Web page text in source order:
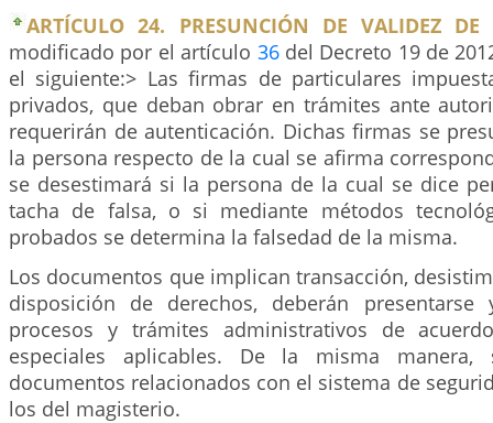
ARTÍCULO 24. PRESUNCIÓN DE VALIDEZ DE
modificado por el artículo 36del Decreto 19 de
el siguiente:> Las firmas de particulares
privados, que deban obrar en trámites ante
requerirán de autenticación. Dichas firmas se
la persona respecto de la cual se afirma
se desestimará si la persona de la cual se dice
tacha de falsa, o si mediante métodos
probados se determina la falsedad de la misma.
Los documentos que implican transacción,
disposición de derechos, deberán
procesos y trámites administrativos de
especiales aplicables. De la misma manera,
documentos relacionados con el sistema de
los del magisterio.